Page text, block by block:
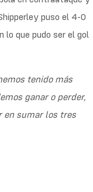
puso el 4-0
lo que pudo ser el gol
tenido más
ganar o perder,
en sumar los tres